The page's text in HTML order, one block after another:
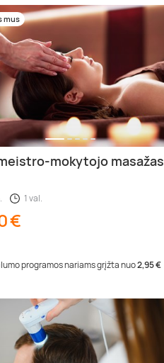
mus
mokytojo masažas
1 val.
€
programos nariams grįžta nuo2,95 €